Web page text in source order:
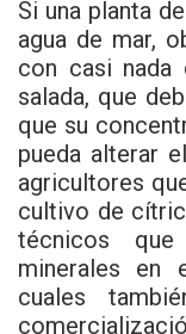
Si una planta
agua de mar,
con casi
salada, que
que su
pueda alterar
agricultores
cultivo de
técnicos
minerales en
cuales